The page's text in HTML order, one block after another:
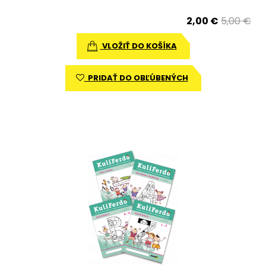
2,00 € 5,00 €
VLOŽIŤ DO KOŠÍKA
PRIDAŤ DO OBĽÚBENÝCH